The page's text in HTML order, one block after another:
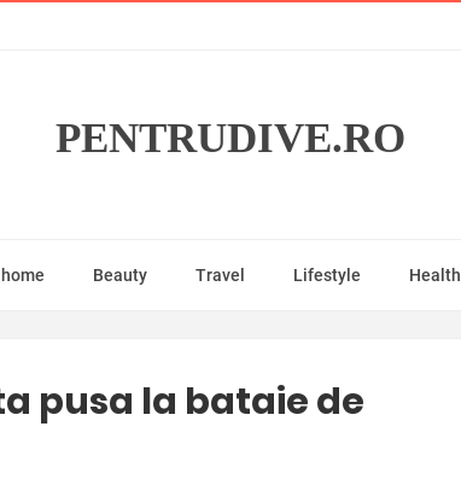
PENTRUDIVE.RO
home Beauty Travel Lifestyle Health
pusa la bataie de